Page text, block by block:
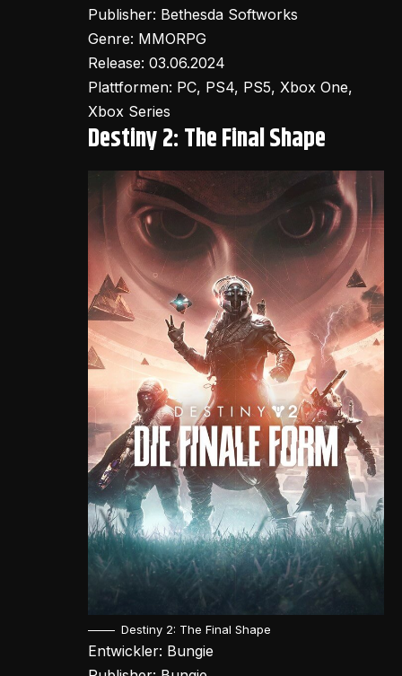
Publisher: Bethesda Softworks
Genre: MMORPG
Release: 03.06.2024
Plattformen: PC, PS4, PS5, Xbox One,
Xbox Series
Destiny 2: The Final Shape
Destiny 2: The Final Shape
Entwickler: Bungie